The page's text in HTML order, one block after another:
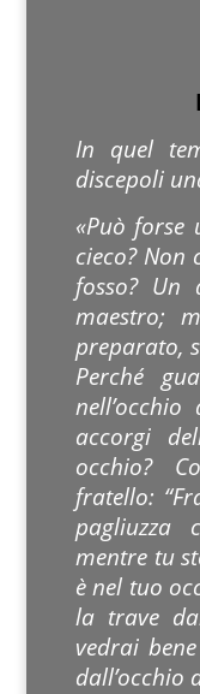
In quel
discepoli
«Può forse
cieco?
fosso? Un
maestro;
preparato,
Perché
accorgi
occhio?
fratello:
pagliuzza
mentre tu
è nel tuo
la trave
vedrai
dall’occhio